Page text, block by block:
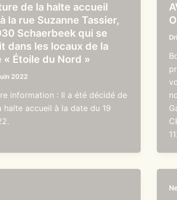
de la halte accueil
la rue Suzanne Tassier,
Schaerbeek qui se
dans les locaux de la
« Étoile du Nord »
2022
information : Il a été décidé de
halte accueil à la date du 19